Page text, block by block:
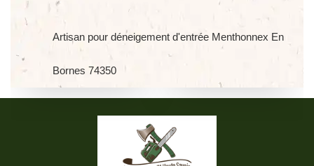
Artisan pour déneigement d'entrée Menthonnex En
Bornes 74350